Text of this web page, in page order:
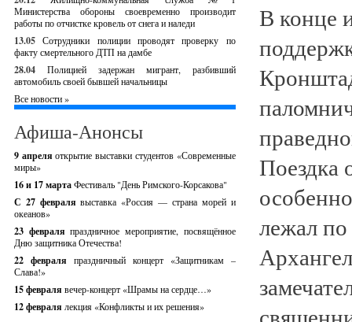
Министерства обороны своевременно производит
работы по отчистке кровель от снега и наледи
13.05 Сотрудники полиции проводят проверку по
факту смертельного ДТП на дамбе
28.04
Полицией задержан мигрант, разбивший
автомобиль своей бывшей начальницы
Все новости »
Афиша-Анонсы
9 апреляоткрытие выставки студентов «Современные
миры»
16 и 17 мартаФестиваль "День Римского-Корсакова"
С 27 февралявыставка «Россия — страна морей и
океанов»
23 февраляпраздничное мероприятие, посвящённое
Дню защитника Отечества!
22 февраля праздничный концерт «Защитникам –
Слава!»
15 февраля вечер-концерт «Шрамы на сердце…»
12 февраля лекция «Конфликты и их решения»
В конце
Поездка
лежал